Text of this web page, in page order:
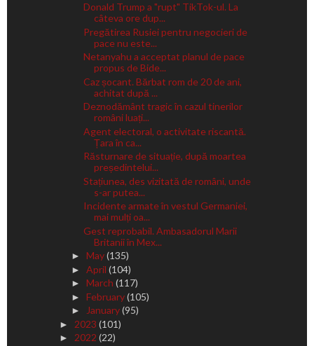
Donald Trump a "rupt" TikTok-ul. La
câteva ore dup...
Pregătirea Rusiei pentru negocieri de
pace nu este...
Netanyahu a acceptat planul de pace
propus de Bide...
Caz șocant. Bărbat rom de 20 de ani,
achitat după ...
Deznodământ tragic în cazul tinerilor
români luați...
Agent electoral, o activitate riscantă.
Țara în ca...
Răsturnare de situație, după moartea
președintelui...
Stațiunea, des vizitată de români, unde
s-ar putea...
Incidente armate în vestul Germaniei,
mai mulți oa...
Gest reprobabil. Ambasadorul Marii
Britanii în Mex...
► May(135)
► April (104)
► March (117)
► February(105)
► January(95)
► 2023 (101)
► 2022 (22)